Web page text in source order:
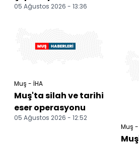
05 Ağustos 2026 - 13:36
Muş - İHA
Muş'ta silah ve tarihi
eser operasyonu
05 Ağustos 2026 - 12:52
Muş -